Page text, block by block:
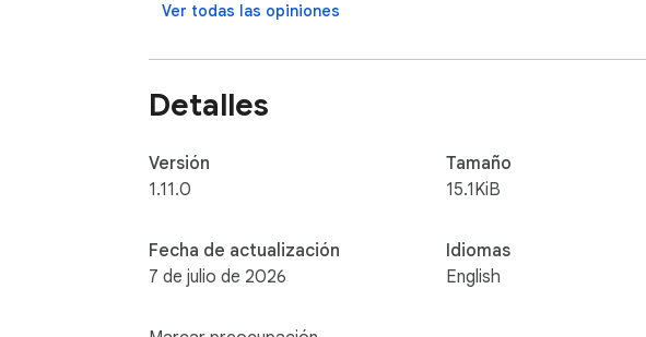
Ver todas las opiniones
Detalles
Versión
1.11.0
Fecha de actualización
7 de julio de 2026
Tamaño
15.1KiB
Idiomas
English